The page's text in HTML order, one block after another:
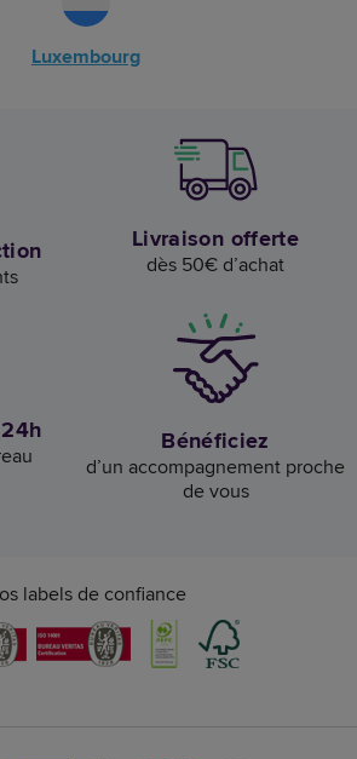
Luxembourg
Livraison offerte
dès 50€ d’achat
Bénéficiez
d’un accompagnement proche
de vous
labels de confiance